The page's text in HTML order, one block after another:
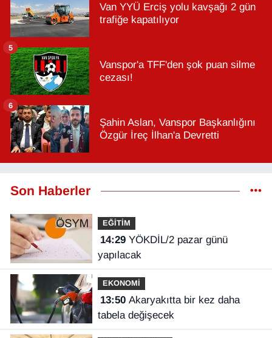
Van YYÜ Erciş yolu kavşağı 2 gün
trafiğe kapatılıyor
Vanspor'a TFF'den şok puan silme
cezası!
5
Şahin Aslan, Vanspor Başkanlığını
Özgür İreç İlhan'a Devretti
6
Son Haberler
EĞİTİM
14:29YÖKDİL/2 pazar günü
yapılacak
EKONOMİ
13:50Akaryakıtta bir kez daha
tabela değişecek